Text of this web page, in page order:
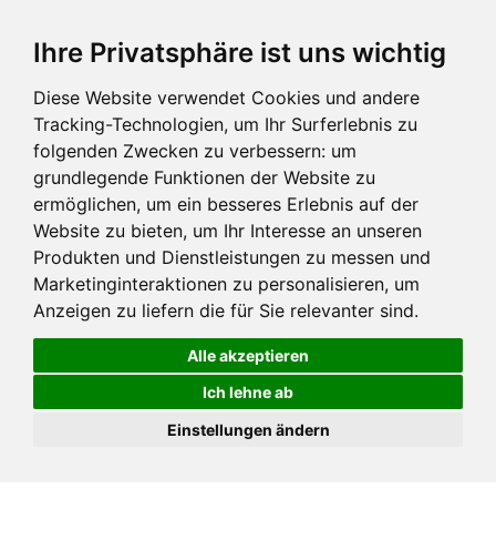
Ihre Privatsphäre ist uns wichtig
Diese Website verwendet Cookies und andere
Tracking-Technologien, um Ihr Surferlebnis zu
folgenden Zwecken zu verbessern: um
grundlegende Funktionen der Website zu
ermöglichen, um ein besseres Erlebnis auf der
Website zu bieten, um Ihr Interesse an unseren
Produkten und Dienstleistungen zu messen und
Marketinginteraktionen zu personalisieren, um
Anzeigen zu liefern die für Sie relevanter sind.
Alle akzeptieren
Ich lehne ab
Einstellungen ändern